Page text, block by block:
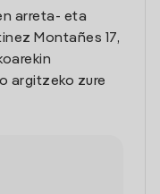
arreta- eta
Montañes 17,
argitzeko zure